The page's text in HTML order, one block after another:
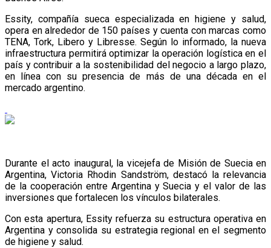
Essity, compañía sueca especializada en higiene y salud,
opera en alrededor de 150 países y cuenta con marcas como
TENA, Tork, Libero y Libresse. Según lo informado, la nueva
infraestructura permitirá optimizar la operación logística en el
país y contribuir a la sostenibilidad del negocio a largo plazo,
en línea con su presencia de más de una década en el
mercado argentino.
Durante el acto inaugural, la vicejefa de Misión de Suecia en
Argentina, Victoria Rhodin Sandström, destacó la relevancia
de la cooperación entre Argentina y Suecia y el valor de las
inversiones que fortalecen los vínculos bilaterales.
Con esta apertura, Essity refuerza su estructura operativa en
Argentina y consolida su estrategia regional en el segmento
de higiene y salud.